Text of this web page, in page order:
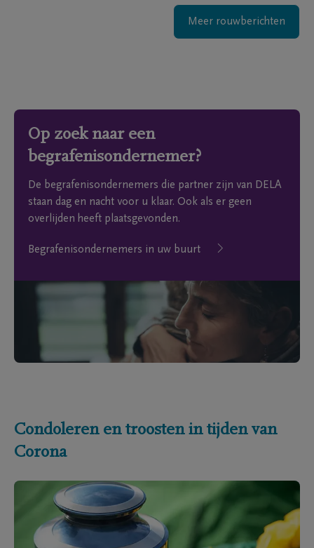
Meer rouwberichten
Op zoek naar een
begrafenisondernemer?
De begrafenisondernemers die partner zijn van DELA
staan dag en nacht voor u klaar. Ook als er geen
overlijden heeft plaatsgevonden.
Begrafenisondernemers in uw buurt
Condoleren en troosten in tijden van
Corona